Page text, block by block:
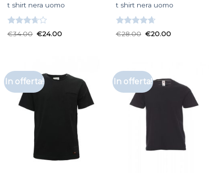
t shirt nera uomo
Valutato
€34.00 €24.00
t shirt nera uomo
Valutato
€28.00 €20.00
In offerta! In offerta!